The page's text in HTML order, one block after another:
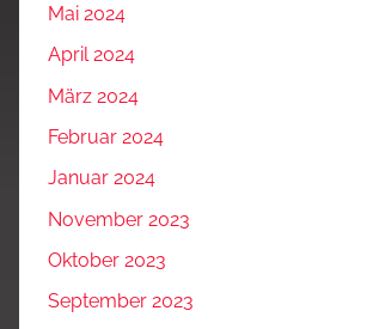
Mai 2024
April 2024
März 2024
Februar 2024
Januar 2024
November 2023
Oktober 2023
September 2023